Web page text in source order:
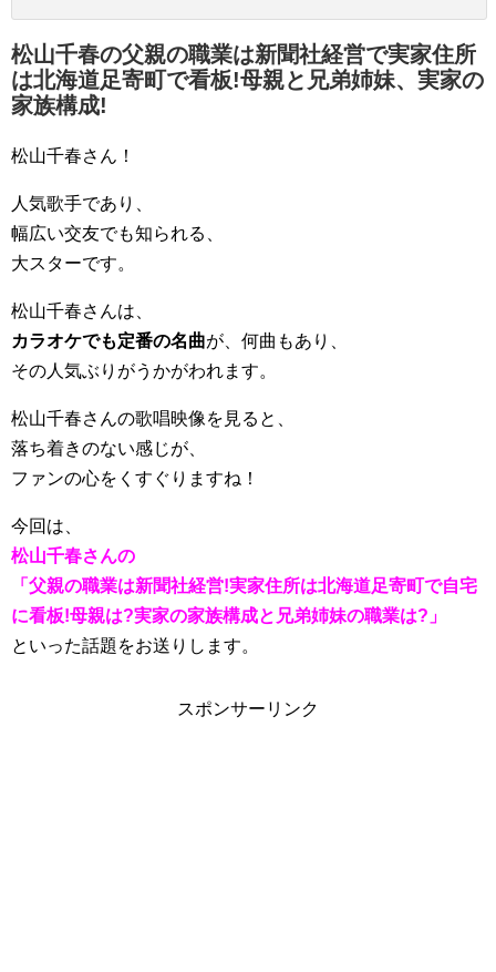
松山千春の父親の職業は新聞社経営で実家住所
は北海道足寄町で看板!母親と兄弟姉妹、実家の
家族構成!
松山千春さん！
人気歌手であり、
幅広い交友でも知られる、
大スターです。
松山千春さんは、
カラオケでも定番の名曲が、何曲もあり、
その人気ぶりがうかがわれます。
松山千春さんの歌唱映像を見ると、
落ち着きのない感じが、
ファンの心をくすぐりますね！
今回は、
松山千春さんの
「父親の職業は新聞社経営!実家住所は北海道足寄町で自宅
に看板!母親は?実家の家族構成と兄弟姉妹の職業は?」
といった話題をお送りします。
スポンサーリンク